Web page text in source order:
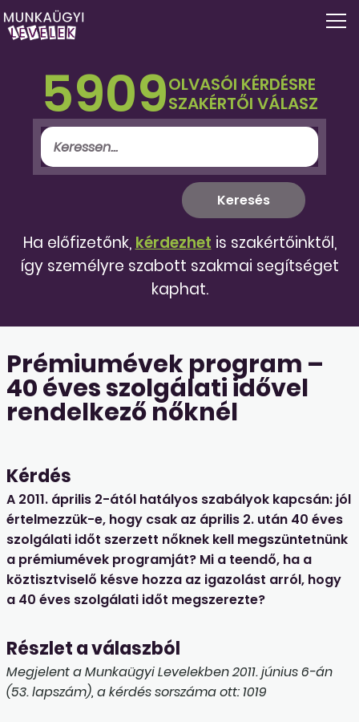
5909OLVASÓI KÉRDÉSRE
SZAKÉRTŐI VÁLASZ
Ha előfizetőnk, kérdezhet is szakértőinktől,
így személyre szabott szakmai segítséget
kaphat.
Prémiumévek program –
40 éves szolgálati idővel
rendelkező nőknél
Kérdés
A 2011. április 2-ától hatályos szabályok kapcsán: jól
értelmezzük-e, hogy csak az április 2. után 40 éves
szolgálati időt szerzett nőknek kell megszüntetnünk
a prémiumévek programját? Mi a teendő, ha a
köztisztviselő késve hozza az igazolást arról, hogy
a 40 éves szolgálati időt megszerezte?
Részlet a válaszból
Megjelent a Munkaügyi Levelekben 2011. június 6-án
(53. lapszám), a kérdés sorszáma ott: 1019